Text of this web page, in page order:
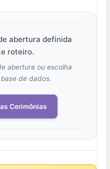
abertura definida
roteiro.
abertura ou escolha
de dados.
Cerimônias